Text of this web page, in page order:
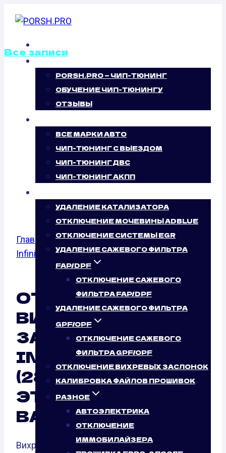
PORSH.PRO — ЧИП-ТЮНИНГ
ОБУЧЕНИЕ ЧИП-ТЮНИНГУ
ОТЗЫВЫ
ВСЕ МАРКИ АВТО
ЧИП-ТЮНИНГ С ВЫЕЗДОМ
ЧИП-ТЮНИНГ ДВС
ЧИП-ТЮНИНГ АКПП
УДАЛЕНИЕ КАТАЛИЗАТОРА
ОТКЛЮЧЕНИЕ МОЧЕВИНЫ ADBLUE
ОТКЛЮЧЕНИЕ СИСТЕМЫ EGR
УДАЛЕНИЕ САЖЕВОГО ФИЛЬТРА
FAP/DPF
ОТКЛЮЧЕНИЕ САЖЕВОГО
ФИЛЬТРА FAP/DPF
УДАЛЕНИЕ САЖЕВОГО ФИЛЬТРА
GPF/OPF
ОТКЛЮЧЕНИЕ САЖЕВОГО
ФИЛЬТРА GPF/OPF
ОТКЛЮЧЕНИЕ ВИХРЕВЫХ ЗАСЛОНОК
КАЛИБРОВКА ФАЙЛОВ ПРОШИВОК
РАЗНОЕ
АВТОЭЛЕКТРИКА
ОТКЛЮЧЕНИЕ
ИММОБИЛАЙЗЕРА
Все записи
ОТКЛЮЧЕНИЕ
ВИХРЕВЫХ
ЗАСЛОНОК
INFINITI M35
3.5 (280 Л.С.)
Главная /Отключение вихревых заслонок
Infiniti
/M35/ 3.5
ОТКЛЮЧЕНИЕ
ВИХРЕВЫХ
ЗАСЛОНОК
INFINITI M35 3.5
(280 Л.С.): ТАК ЛИ
ЭТО НУЖНО
ВАШЕМУ АВТО?
Вихревые заслонки — это элементы